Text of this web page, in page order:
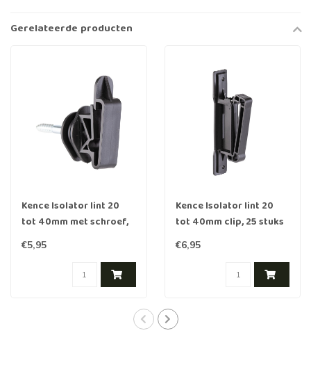
Gerelateerde producten
Kence Isolator lint 20
tot 40mm met schroef,
25 stuks
€5,95
Kence Isolator lint 20
tot 40mm clip, 25 stuks
€6,95